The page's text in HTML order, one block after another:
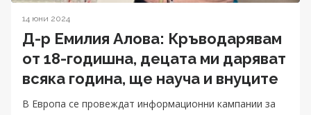
14 юни 2024
Д-р Емилия Алова: Кръводарявам
от 18-годишна, децата ми даряват
всяка година, ще науча и внуците
В Европа се провеждат информационни кампании за